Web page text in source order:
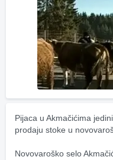
Pijaca u Akmačićima
prodaju stoke u
Novovaroško selo